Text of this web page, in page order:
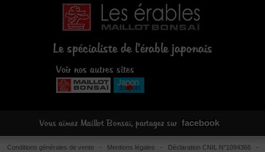
Le spécialiste de l'érable japonais
Voir nos autres sites
Vous aimez Maillot Bonsaï, partagez sur facebook
Conditions générales de vente - Mentions légales - Déclaration CNIL N°1094366 -